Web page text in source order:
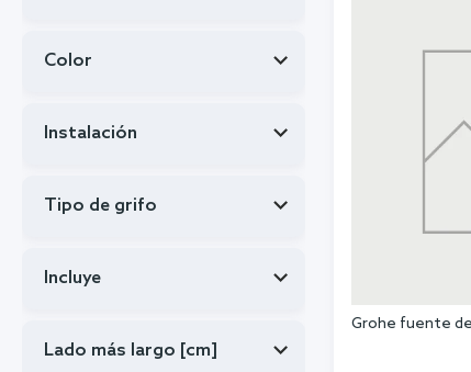
Grohe fuente
Color
Instalación
Tipo de grifo
Incluye
Lado más largo [cm]